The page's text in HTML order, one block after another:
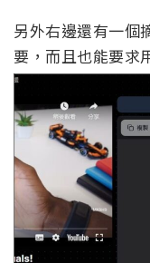
另外右邊還有一個
要，而且也能要求